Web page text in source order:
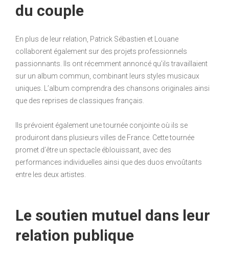
du couple
En plus de leur relation, Patrick Sébastien et Louane
collaborent également sur des projets professionnels
passionnants. Ils ont récemment annoncé qu’ils travaillaient
sur un album commun, combinant leurs styles musicaux
uniques. L’album comprendra des chansons originales ainsi
que des reprises de classiques français.
Ils prévoient également une tournée conjointe où ils se
produiront dans plusieurs villes de France. Cette tournée
promet d’être un spectacle éblouissant, avec des
performances individuelles ainsi que des duos envoûtants
entre les deux artistes.
Le soutien mutuel dans leur
relation publique